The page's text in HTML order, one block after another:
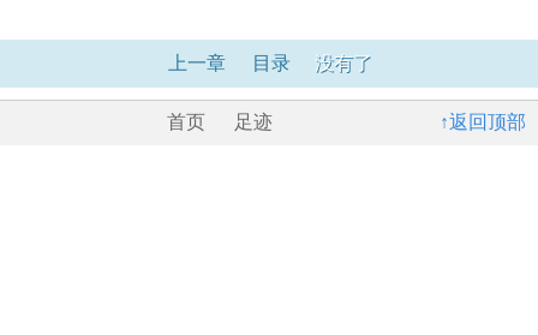
上一章 目录 没有了
↑返回顶部
首页 足迹